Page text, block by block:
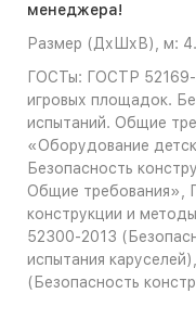
менеджера!
Размер (ДхШхВ), м:
ГОСТы: ГОСТР 52169-
игровых площадок.
испытаний. Общие
«Оборудование
Безопасность
Общие требования»,
конструкции и
52300-2013
испытания
(Безопасность